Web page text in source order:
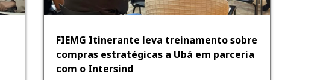
FIEMG Itinerante leva treinamento sobre
compras estratégicas a Ubá em parceria
com o Intersind